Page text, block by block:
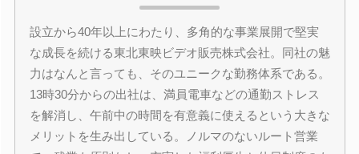
設立から40年以上にわたり、多角的な事業展開で堅実
な成長を続ける東北東映ビデオ販売株式会社。同社の魅
力はなんと言っても、そのユニークな勤務体系である。
13時30分からの出社は、満員電車などの通勤ストレス
を解消し、午前中の時間を有意義に使えるという大きな
メリットを生み出している。ノルマのないルート営業